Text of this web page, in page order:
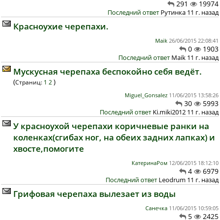
291 19974
Последний ответ Рутинка 11 г. назад
Красноухие черепахи.
Maik 26/06/2015 22:08:41
0 1903
Последний ответ Maik 11 г. назад
Мускусная черепаха беспокойно себя ведёт.
(Страниц: 1 2 )
Miguel_Gonsalez 11/06/2015 13:58:26
30 5993
Последний ответ Ki.miki2012 11 г. назад
У красноухой черепахи коричневые ранки на
коленках(сгибах ног, на обеих задних лапках) и
хвосте,помогите
КатеринаРом 12/06/2015 18:12:10
4 6979
Последний ответ Leodrum 11 г. назад
Грифовая черепаха вылезает из воды
Санечка 11/06/2015 10:59:05
5 2425